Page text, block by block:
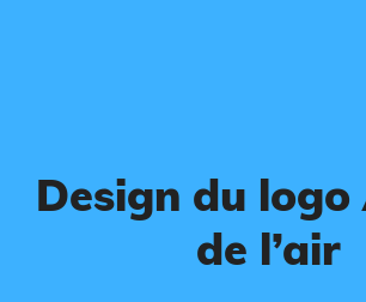
Design du logo
de l’air